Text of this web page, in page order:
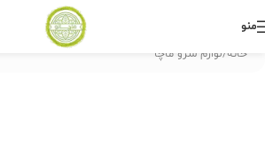
منو
خانه/لوازم سرو ماچا